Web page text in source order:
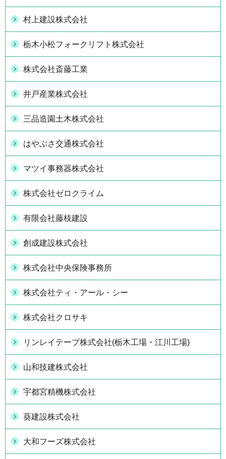
村上建設株式会社
栃木小松フォークリフト株式会社
株式会社斎藤工業
井戸産業株式会社
三品造園土木株式会社
はやぶさ交通株式会社
マツイ事務器株式会社
株式会社ゼロクライム
有限会社藤枝建設
創成建設株式会社
株式会社中央保険事務所
株式会社ティ・アール・シー
株式会社クロサキ
リンレイテープ株式会社(栃木工場・江川工場)
山和技建株式会社
宇都宮精機株式会社
葵建設株式会社
大和フーズ株式会社